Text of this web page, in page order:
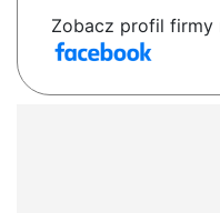
Zobacz profil firmy